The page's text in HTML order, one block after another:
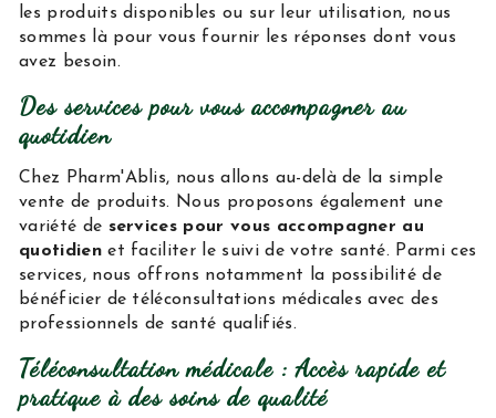
les produits disponibles ou sur leur utilisation, nous
sommes là pour vous fournir les réponses dont vous
avez besoin.
Des services pour vous accompagner au
quotidien
Chez Pharm'Ablis, nous allons au-delà de la simple
vente de produits. Nous proposons également une
variété de services pour vous accompagner au
quotidienet faciliter le suivi de votre santé. Parmi ces
services, nous offrons notamment la possibilité de
bénéficier de téléconsultations médicales avec des
professionnels de santé qualifiés.
Téléconsultation médicale : Accès rapide et
pratique à des soins de qualité